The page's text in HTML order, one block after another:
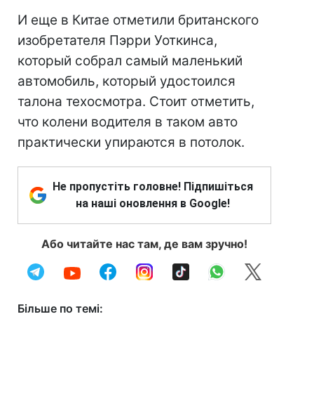
И еще в Китае отметили британского
изобретателя Пэрри Уоткинса,
который собрал самый маленький
автомобиль, который удостоился
талона техосмотра. Стоит отметить,
что колени водителя в таком авто
практически упираются в потолок.
Не пропустіть головне! Підпишіться
на наші оновлення в Google!
Або читайте нас там, де вам зручно!
Більше по темі: